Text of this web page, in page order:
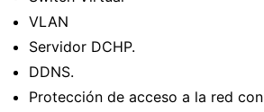
VLAN
Servidor DCHP.
DDNS.
Protección de acceso a la red